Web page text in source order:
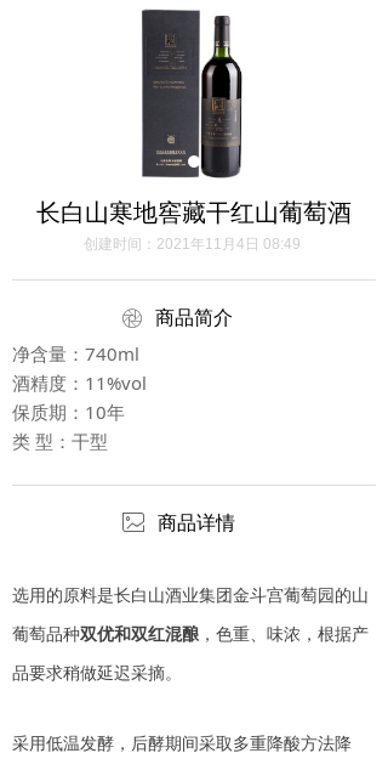
长白山寒地窖藏干红山葡萄酒
商品简介
创建时间： 2021年11月4日 08:49
净含量：740ml
酒精度：11%vol
保质期：10年
类 型：干型
商品详情
选用的原料是长白山酒业集团金斗宫葡萄园的山
葡萄品种双优和双红混酿 ，色重、味浓，根据产
品要求稍做延迟采摘。
采用低温发酵，后酵期间采取多重降酸方法降
ꁵ
ꂈ